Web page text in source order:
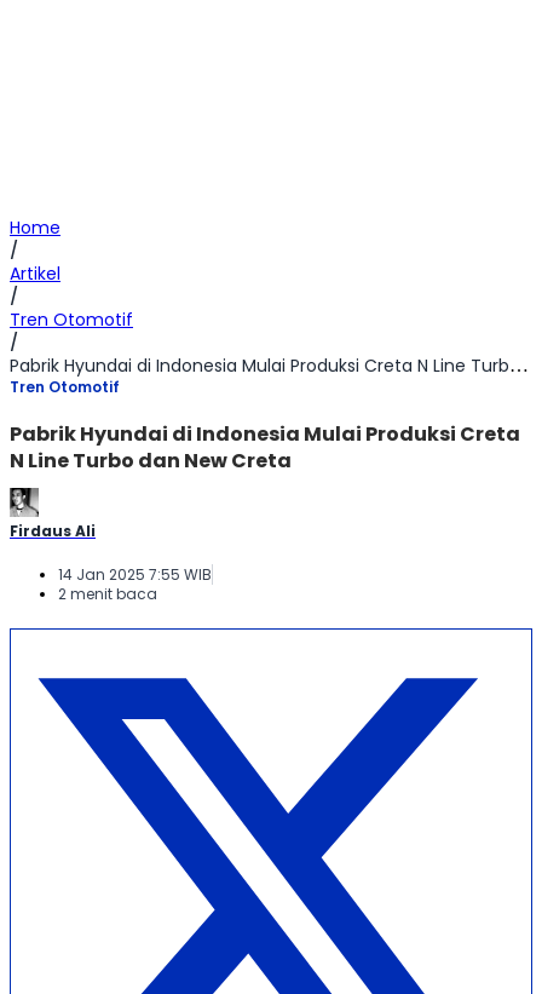
Home
/
Artikel
/
Tren Otomotif
/
Pabrik Hyundai di Indonesia Mulai Produksi Creta N Line Turbo dan New Creta
Tren Otomotif
Pabrik Hyundai di Indonesia Mulai Produksi Creta
N Line Turbo dan New Creta
Firdaus Ali
14 Jan 2025 7:55 WIB
2 menit baca